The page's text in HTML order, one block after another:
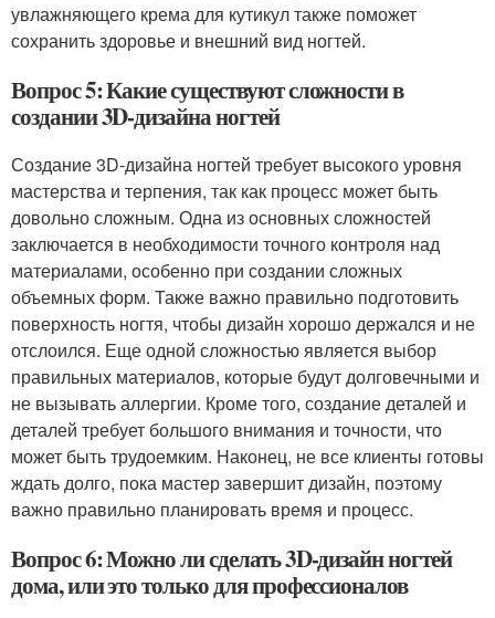
увлажняющего крема для кутикул также поможет
сохранить здоровье и внешний вид ногтей.
Вопрос 5: Какие существуют сложности в
создании 3D-дизайна ногтей
Создание 3D-дизайна ногтей требует высокого уровня
мастерства и терпения, так как процесс может быть
довольно сложным. Одна из основных сложностей
заключается в необходимости точного контроля над
материалами, особенно при создании сложных
объемных форм. Также важно правильно подготовить
поверхность ногтя, чтобы дизайн хорошо держался и не
отслоился. Еще одной сложностью является выбор
правильных материалов, которые будут долговечными и
не вызывать аллергии. Кроме того, создание деталей и
деталей требует большого внимания и точности, что
может быть трудоемким. Наконец, не все клиенты готовы
ждать долго, пока мастер завершит дизайн, поэтому
важно правильно планировать время и процесс.
Вопрос 6: Можно ли сделать 3D-дизайн ногтей
дома, или это только для профессионалов